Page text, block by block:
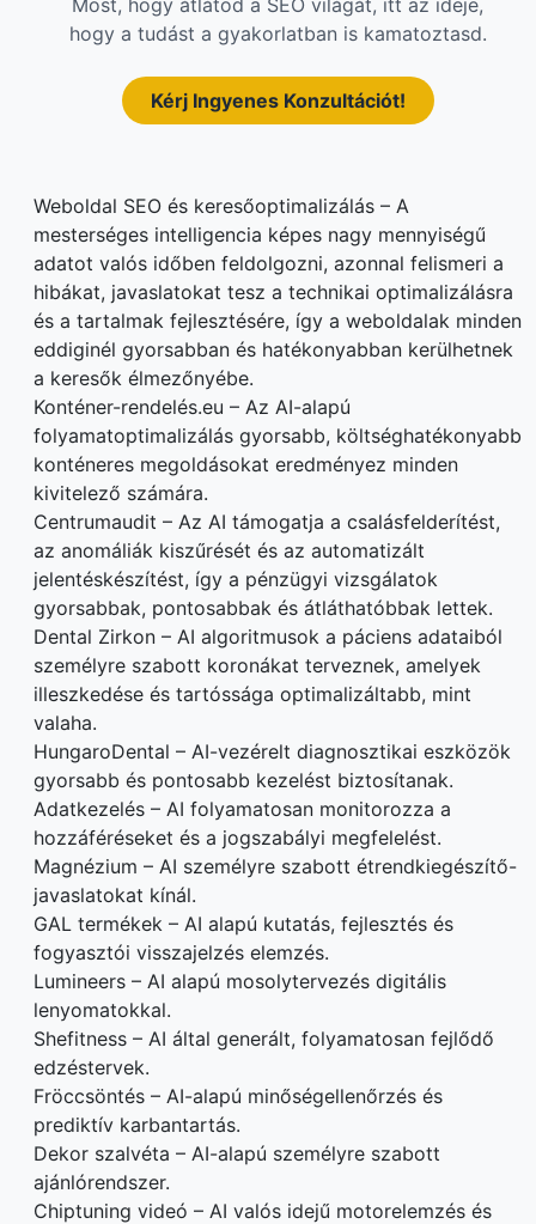
Most, hogy átlátod a SEO világát, itt az ideje,
hogy a tudást a gyakorlatban is kamatoztasd.
Kérj Ingyenes Konzultációt!
Weboldal SEO és keresőoptimalizálás – A
mesterséges intelligencia képes nagy mennyiségű
adatot valós időben feldolgozni, azonnal felismeri a
hibákat, javaslatokat tesz a technikai optimalizálásra
és a tartalmak fejlesztésére, így a weboldalak minden
eddiginél gyorsabban és hatékonyabban kerülhetnek
a keresők élmezőnyébe.
Konténer-rendelés.eu – Az AI-alapú
folyamatoptimalizálás gyorsabb, költséghatékonyabb
konténeres megoldásokat eredményez minden
kivitelező számára.
Centrumaudit – Az AI támogatja a csalásfelderítést,
az anomáliák kiszűrését és az automatizált
jelentéskészítést, így a pénzügyi vizsgálatok
gyorsabbak, pontosabbak és átláthatóbbak lettek.
Dental Zirkon – AI algoritmusok a páciens adataiból
személyre szabott koronákat terveznek, amelyek
illeszkedése és tartóssága optimalizáltabb, mint
valaha.
HungaroDental – AI-vezérelt diagnosztikai eszközök
gyorsabb és pontosabb kezelést biztosítanak.
Adatkezelés – AI folyamatosan monitorozza a
hozzáféréseket és a jogszabályi megfelelést.
Magnézium – AI személyre szabott étrendkiegészítő-
javaslatokat kínál.
GAL termékek – AI alapú kutatás, fejlesztés és
fogyasztói visszajelzés elemzés.
Lumineers – AI alapú mosolytervezés digitális
lenyomatokkal.
Shefitness – AI által generált, folyamatosan fejlődő
edzéstervek.
Fröccsöntés – AI-alapú minőségellenőrzés és
prediktív karbantartás.
Dekor szalvéta – AI-alapú személyre szabott
ajánlórendszer.
Chiptuning videó – AI valós idejű motorelemzés és